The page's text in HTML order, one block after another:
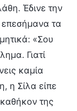
Έδινε την
τα
«Σου
Γιατί
καμία
η Σίλα είπε
της